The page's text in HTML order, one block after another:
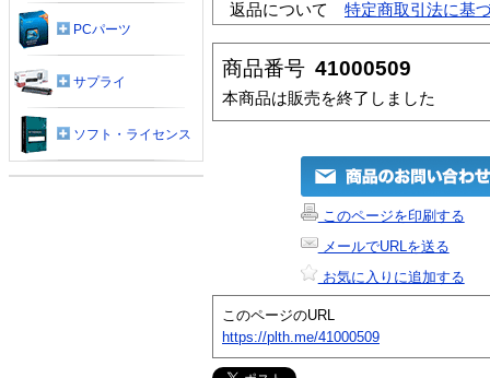
返品について
特定商取引法に基
商品番号 41000509
本商品は販売を終了しました
このページを印刷する
メールでURLを送る
お気に入りに追加する
このページのURL
https://plth.me/41000509
PCパーツ
サプライ
ソフト・ライセンス